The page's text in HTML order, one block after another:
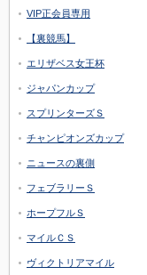
VIP正会員専用
【裏競馬】
エリザベス女王杯
ジャパンカップ
スプリンターズＳ
チャンピオンズカップ
ニュースの裏側
フェブラリーＳ
ホープフルＳ
マイルＣＳ
ヴィクトリアマイル